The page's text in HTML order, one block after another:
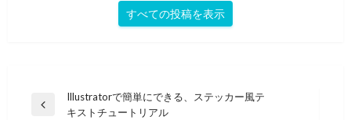
すべての投稿を表示
投
Illustratorで簡単にできる、ステッカー風テ
キストチュートリアル